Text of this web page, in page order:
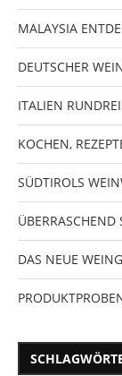
MALAYSIA
DEUTSCHER
ITALIEN
KOCHEN,
SÜDTIROLS
ÜBERRASCHEND
DAS NEUE